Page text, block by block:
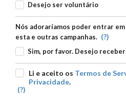
Desejo ser voluntário
Nós adoraríamos poder entrar
esta e outras campanhas. (?)
Sim, por favor. Desejo
Li e aceito os Termos de
Privacidade.
(?)